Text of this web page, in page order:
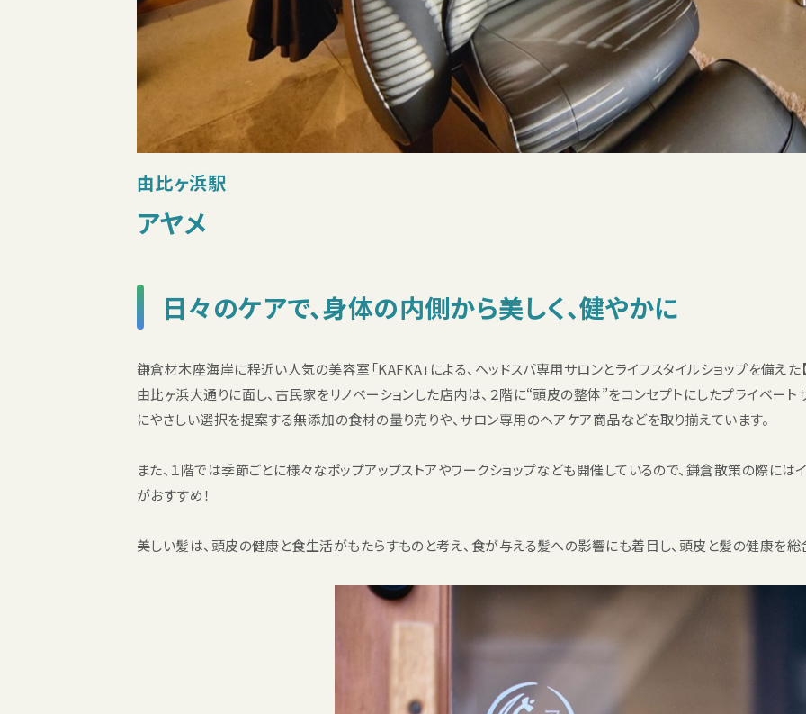
由比ヶ浜駅
アヤメ
日々のケアで、身体の内側から美しく、健やかに
鎌倉材木座海岸に程近い人気の美容室「KAFKA」による、ヘッドスパ専用サロンとライフスタイルショップを備えた
由比ヶ浜大通りに面し、古民家をリノベーションした店内は、２階に“頭皮の整体”をコンセプトにしたプライベー
にやさしい選択を提案する無添加の食材の量り売りや、サロン専用のヘアケア商品などを取り揃えています。
また、１階では季節ごとに様々なポップアップストアやワークショップなども開催しているので、鎌倉散策の際には
がおすすめ！
美しい髪は、頭皮の健康と食生活がもたらすものと考え、食が与える髪への影響にも着目し、頭皮と髪の健康を総